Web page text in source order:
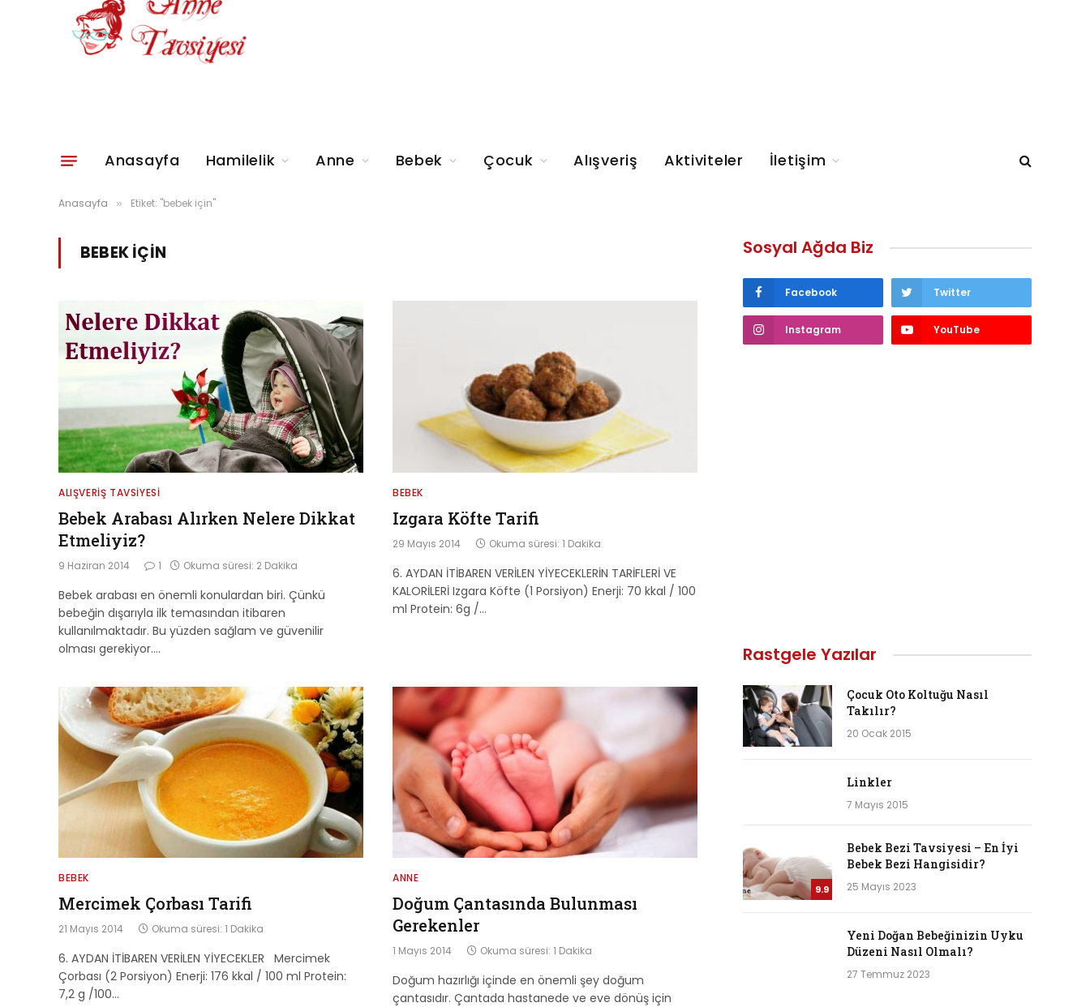
Anasayfa Hamilelik Anne Bebek Çocuk Alışveriş Aktiviteler İletişim
Anasayfa » Etiket: "bebek için"
BEBEK IÇIN
ALIŞVERIŞ TAVSIYESI
Bebek Arabası Alırken Nelere Dikkat
Etmeliyiz?
9 Haziran 2014 1 Okuma süresi: 2 Dakika
Bebek arabası en önemli konulardan biri. Çünkü
bebeğin dışarıyla ilk temasından itibaren
kullanılmaktadır. Bu yüzden sağlam ve güvenilir
olması gerekiyor.…
BEBEK
Izgara Köfte Tarifi
29 Mayıs 2014 Okuma süresi: 1 Dakika
6. AYDAN İTİBAREN VERİLEN YİYECEKLERİN TARİFLERİ VE
KALORİLERİ Izgara Köfte (1 Porsiyon) Enerji: 70 kkal / 100
ml Protein: 6g /…
BEBEK
Mercimek Çorbası Tarifi
21 Mayıs 2014 Okuma süresi: 1 Dakika
6. AYDAN İTİBAREN VERİLEN YİYECEKLER Mercimek
Çorbası (2 Porsiyon) Enerji: 176 kkal / 100 ml Protein:
7,2 g /100…
ANNE
Doğum Çantasında Bulunması
Gerekenler
1 Mayıs 2014 Okuma süresi: 1 Dakika
Doğum hazırlığı içinde en önemli şey doğum
çantasıdır. Çantada hastanede ve eve dönüş için
Sosyal Ağda Biz
Facebook Twitter
Instagram YouTube
Rastgele Yazılar
Çocuk Oto Koltuğu Nasıl
Takılır?
20 Ocak 2015
Linkler
7 Mayıs 2015
9.9
Bebek Bezi Tavsiyesi – En İyi
Bebek Bezi Hangisidir?
25 Mayıs 2023
Yeni Doğan Bebeğinizin Uyku
Düzeni Nasıl Olmalı?
27 Temmuz 2023